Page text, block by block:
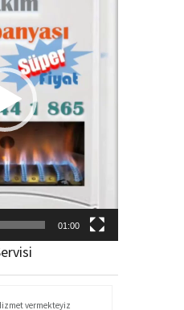
01:00
vermekteyiz